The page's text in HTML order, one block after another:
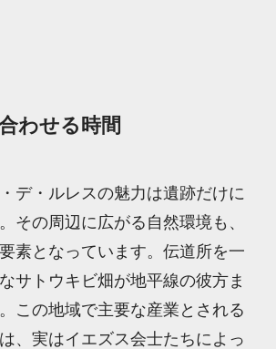
わせる時間
デ・ルレスの魅力は遺跡だけに
その周辺に広がる自然環境も、
素となっています。伝道所を一
サトウキビ畑が地平線の彼方ま
この地域で主要な産業とされる
、実はイエズス会士たちによっ